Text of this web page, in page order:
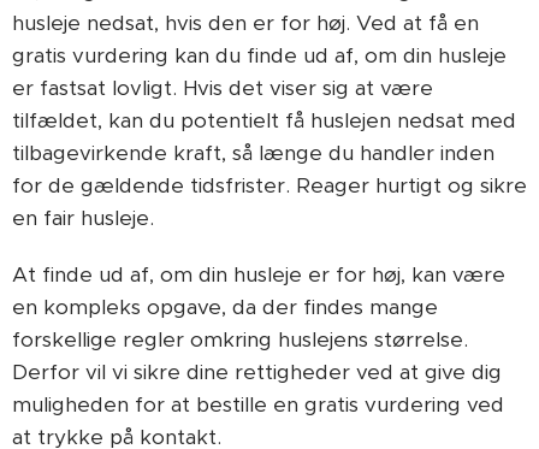
husleje nedsat, hvis den er for høj. Ved at få en
gratis vurdering kan du finde ud af, om din husleje
er fastsat lovligt. Hvis det viser sig at være
tilfældet, kan du potentielt få huslejen nedsat med
tilbagevirkende kraft, så længe du handler inden
for de gældende tidsfrister. Reager hurtigt og sikre
en fair husleje.
At finde ud af, om din husleje er for høj, kan være
en kompleks opgave, da der findes mange
forskellige regler omkring huslejens størrelse.
Derfor vil vi sikre dine rettigheder ved at give dig
muligheden for at bestille en gratis vurdering ved
at trykke på kontakt.